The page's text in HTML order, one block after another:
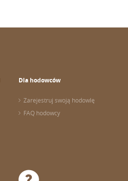
Dla hodowców
Zarejestruj swoją hodowlę
FAQ hodowcy